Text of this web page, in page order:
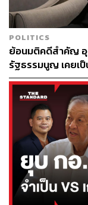
POLITICS
ย้อนมติคดีสำคัญ อุ
รัฐธรรมนูญ เคยเ
สถาบันฯ ไม่เข้าข่า